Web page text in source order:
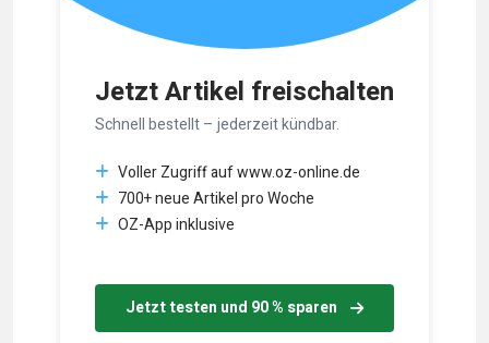
Jetzt Artikel freischalten
Schnell bestellt – jederzeit kündbar.
Voller Zugriff auf www.oz-online.de
700+ neue Artikel pro Woche
OZ-App inklusive
Jetzt testen und 90 % sparen